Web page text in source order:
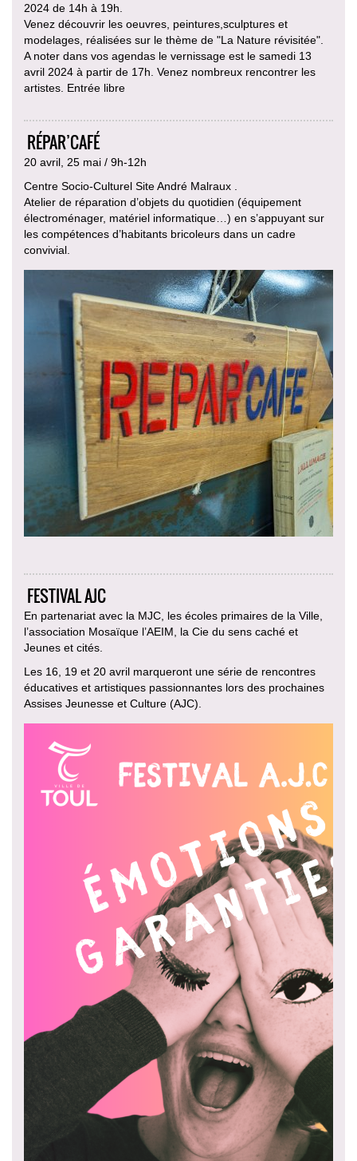
2024 de 14h à 19h.
Venez découvrir les oeuvres, peintures,sculptures et
modelages, réalisées sur le thème de "La Nature révisitée".
A noter dans vos agendas le vernissage est le samedi 13
avril 2024 à partir de 17h. Venez nombreux rencontrer les
artistes. Entrée libre
RÉPAR’CAFÉ
20 avril, 25 mai / 9h-12h
Centre Socio-Culturel Site André Malraux .
Atelier de réparation d’objets du quotidien (équipement
électroménager, matériel informatique…) en s’appuyant sur
les compétences d’habitants bricoleurs dans un cadre
convivial.
FESTIVAL AJC
En partenariat avec la MJC, les écoles primaires de la Ville,
l’association Mosaïque l’AEIM, la Cie du sens caché et
Jeunes et cités.
Les 16, 19 et 20 avril marqueront une série de rencontres
éducatives et artistiques passionnantes lors des prochaines
Assises Jeunesse et Culture (AJC).